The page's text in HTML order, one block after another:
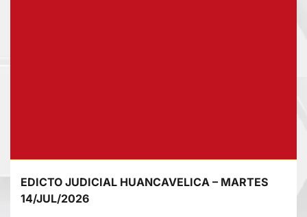
EDICTO JUDICIAL HUANCAVELICA – MARTES
14/JUL/2026